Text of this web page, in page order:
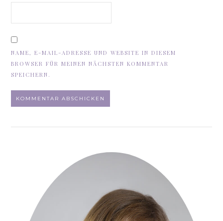
NAME, E-MAIL-ADRESSE UND WEBSITE IN DIESEM
BROWSER FÜR MEINEN NÄCHSTEN KOMMENTAR
SPEICHERN.